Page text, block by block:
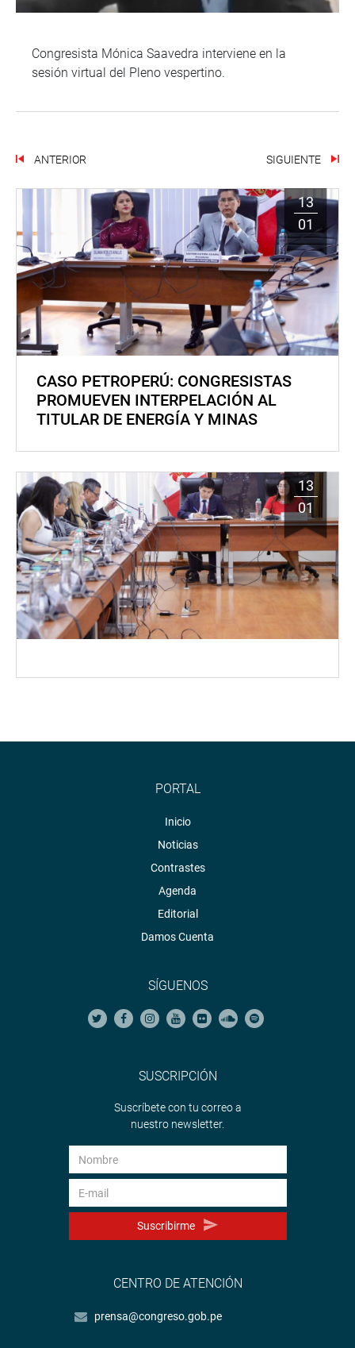
Congresista Mónica Saavedra interviene en la
sesión virtual del Pleno vespertino.
ANTERIOR SIGUIENTE
13
01
CASO PETROPERÚ: CONGRESISTAS
PROMUEVEN INTERPELACIÓN AL
TITULAR DE ENERGÍA Y MINAS
13
01
PORTAL
Inicio
Noticias
Contrastes
Agenda
Editorial
Damos Cuenta
SÍGUENOS
SUSCRIPCIÓN
Suscríbete con tu correo a
nuestro newsletter.
Suscribirme
CENTRO DE ATENCIÓN
prensa@congreso.gob.pe